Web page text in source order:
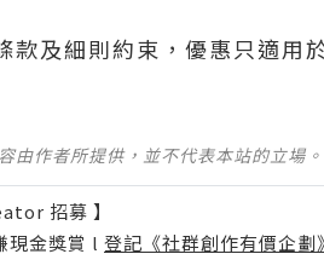
款及細則約束，優惠只適用
由作者所提供，並不代表本站的立場
招募 】
現金獎賞 l 登記《社群創作有價企劃》